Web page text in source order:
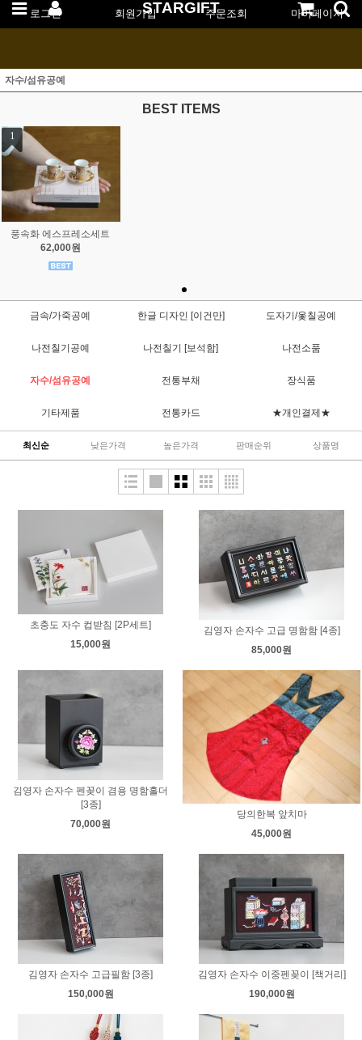
로그인 회원가입 주문조회 마이페이지
STARGIFT
자수/섬유공예
BEST ITEMS
1
풍속화 에스프레소세트
62,000원
금속/가죽공예 한글 디자인 [이건만] 도자기/옻칠공예
나전칠기공예 나전칠기 [보석함] 나전소품
자수/섬유공예 전통부채 장식품
기타제품 전통카드 ★개인결제★
최신순 낮은가격 높은가격 판매순위 상품명
초충도 자수 컵받침 [2P세트]
15,000원
김영자 손자수 고급 명함함 [4종]
85,000원
김영자 손자수 펜꽂이 겸용 명함홀더
[3종]
70,000원
당의한복 앞치마
45,000원
김영자 손자수 고급필함 [3종]
150,000원
김영자 손자수 이중펜꽂이 [책거리]
190,000원